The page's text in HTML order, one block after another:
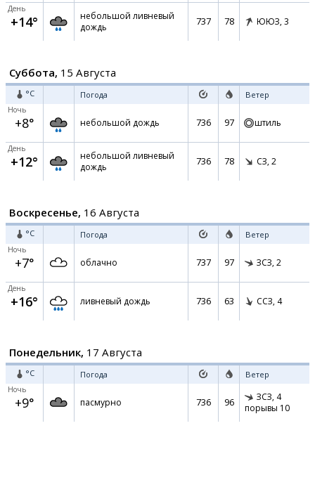
День
+14°
небольшой ливневый
дождь
737 78 ЮЮЗ, 3
Суббота, 15 Августа
°C Погода Ветер
Ночь
+8° небольшой дождь 736 97 штиль
День
+12°
небольшой ливневый
дождь
736 78 СЗ, 2
Воскресенье, 16 Августа
°C Погода Ветер
Ночь
+7° облачно 737 97 ЗСЗ, 2
День
+16° ливневый дождь 736 63 ССЗ, 4
Понедельник, 17 Августа
°C Погода Ветер
Ночь
+9° пасмурно 736 96 ЗСЗ, 4
порывы 10